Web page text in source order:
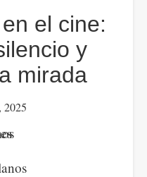
el cine:
y
mirada
2025